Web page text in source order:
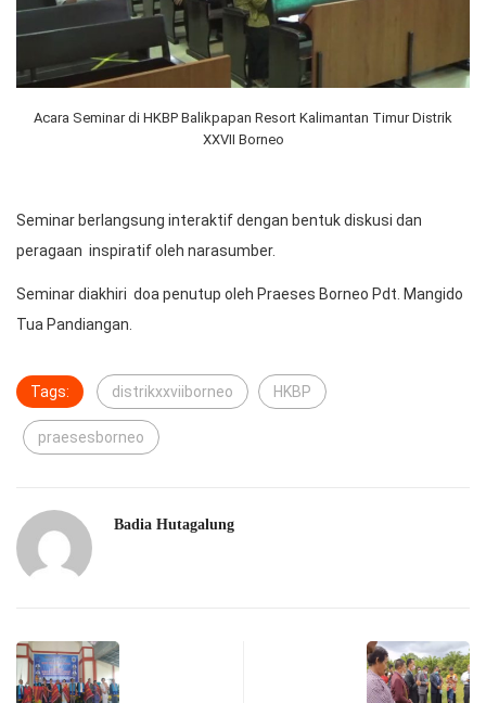
Acara Seminar di HKBP Balikpapan Resort Kalimantan Timur Distrik
XXVII Borneo
Seminar berlangsung interaktif dengan bentuk diskusi dan
peragaan inspiratif oleh narasumber.
Seminar diakhiri doa penutup oleh Praeses Borneo Pdt. Mangido
Tua Pandiangan.
Tags: distrikxxviiborneo HKBP
praesesborneo
Badia Hutagalung